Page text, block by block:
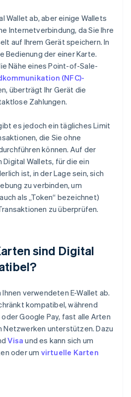
Wallet ab, aber einige Wallets
Internetverbindung, da Sie Ihre
auf Ihrem Gerät speichern. In
Bedienung der einer Karte.
Nähe eines Point-of-Sale-
(NFC)-
überträgt Ihr Gerät die
Zahlungen.
es jedoch ein tägliches Limit
die Sie ohne
können. Auf der
Wallets, für die ein
ist, in der Lage sein, sich
zu verbinden, um
als „Token“ bezeichnet)
zu überprüfen.
sind Digital
verwendeten E-Wallet ab.
kompatibel, während
Google Pay, fast alle Arten
Netzwerken unterstützen. Dazu
Visa und es kann sich um
oder um virtuelle Karten